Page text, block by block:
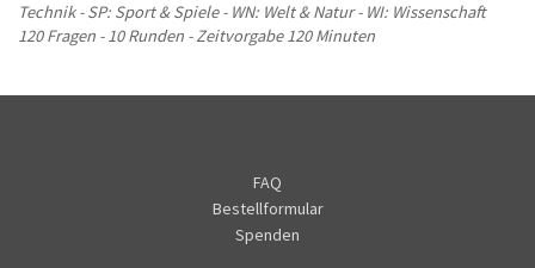
Technik - SP: Sport & Spiele - WN: Welt & Natur - WI: Wissenschaft
120 Fragen - 10 Runden - Zeitvorgabe 120 Minuten
FAQ
Bestellformular
Spenden